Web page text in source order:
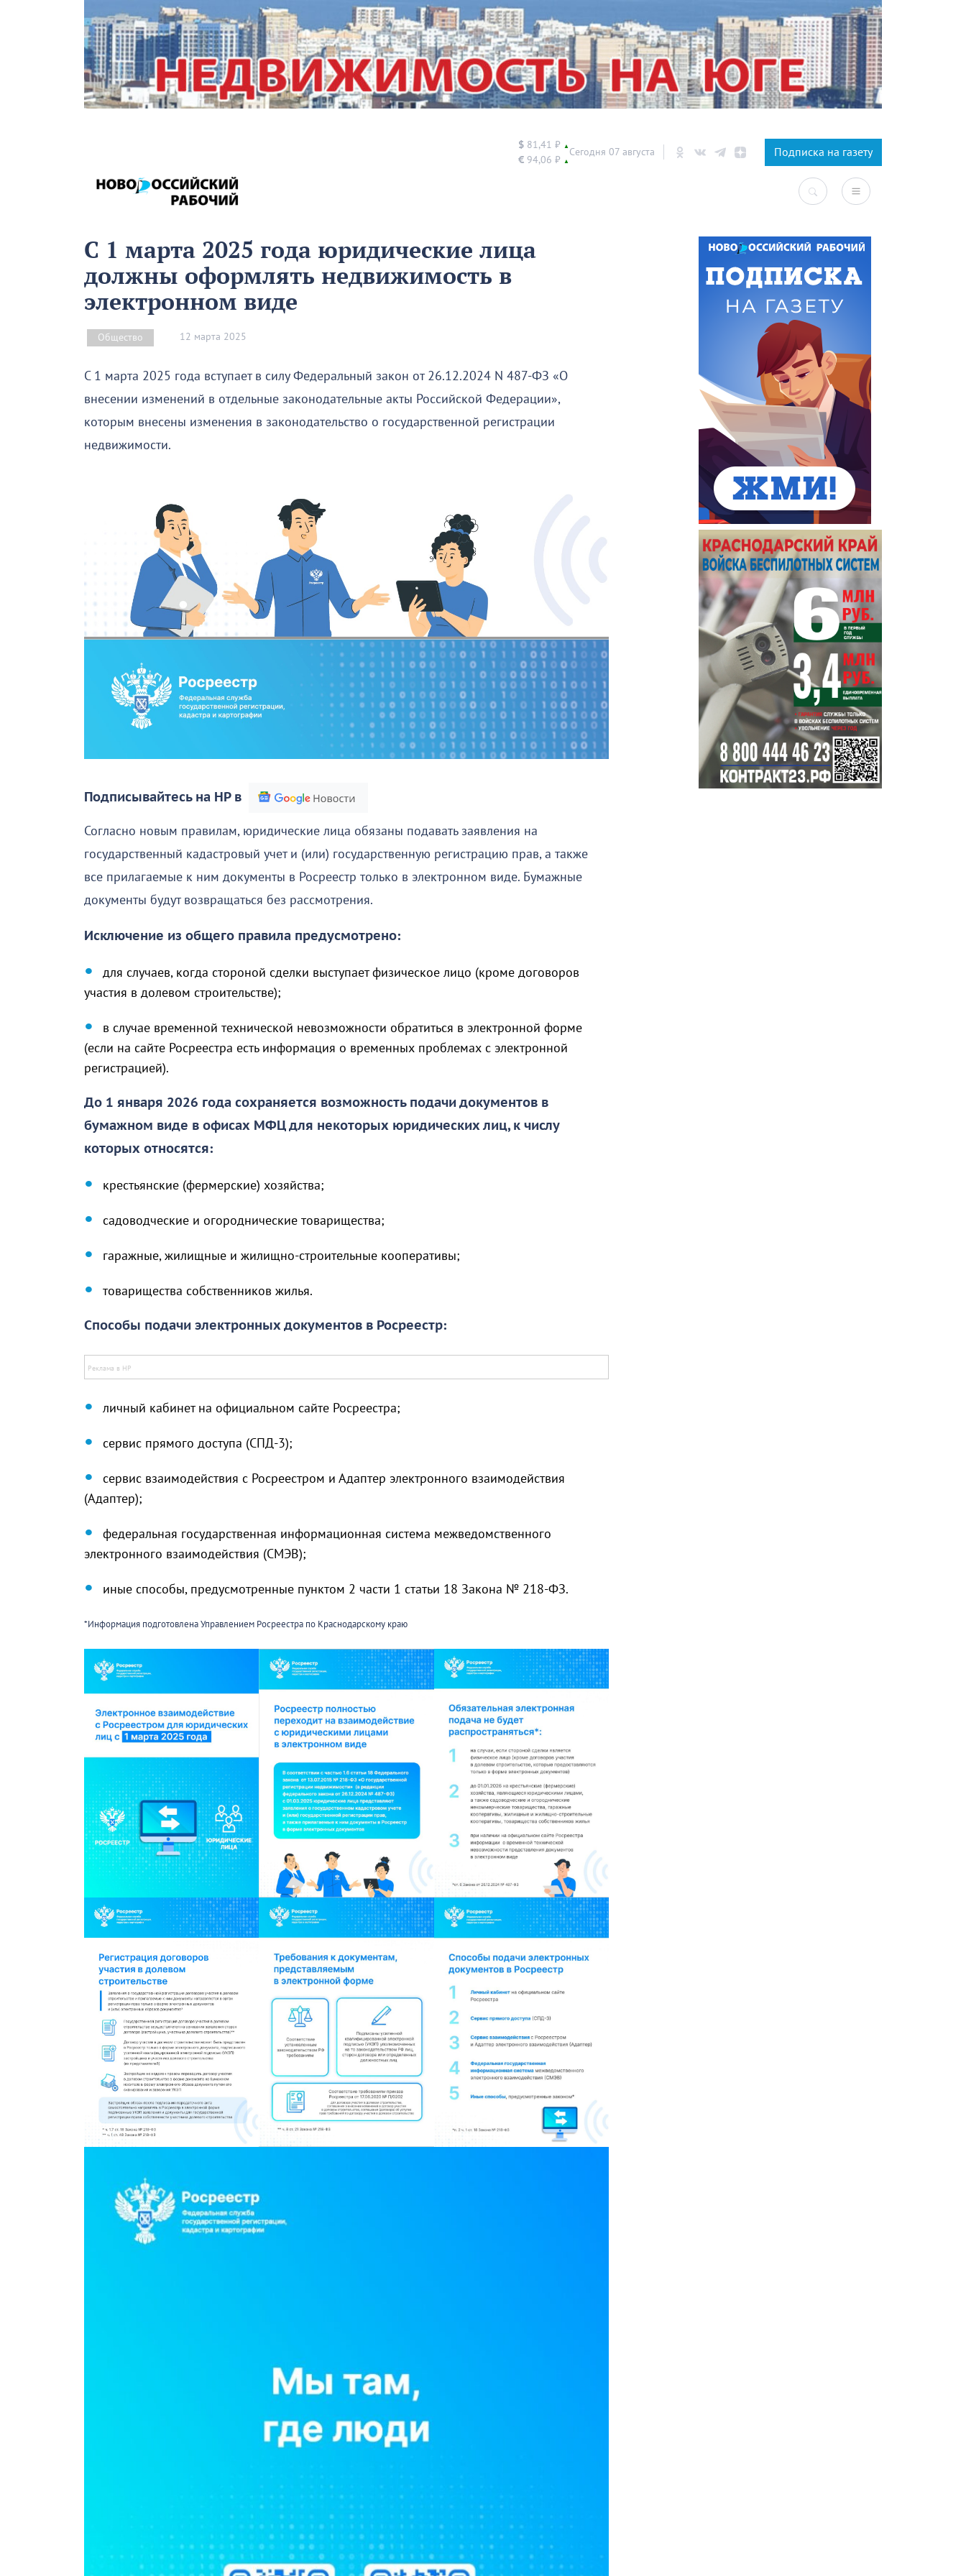
$ 81,41 ₽ ▲
€ 94,06 ₽ ▲
Сегодня 07 августа Подписка на газету
С 1 марта 2025 года юридические лица
должны оформлять недвижимость в
электронном виде
Общество 12 марта 2025
С 1 марта 2025 года вступает в силу Федеральный закон от 26.12.2024 N 487-ФЗ «О
внесении изменений в отдельные законодательные акты Российской Федерации»,
которым внесены изменения в законодательство о государственной регистрации
недвижимости.
Подписывайтесь на НР в
Согласно новым правилам, юридические лица обязаны подавать заявления на
государственный кадастровый учет и (или) государственную регистрацию прав, а также
все прилагаемые к ним документы в Росреестр только в электронном виде. Бумажные
документы будут возвращаться без рассмотрения.
Исключение из общего правила предусмотрено:
для случаев, когда стороной сделки выступает физическое лицо (кроме договоров
участия в долевом строительстве);
в случае временной технической невозможности обратиться в электронной форме
(если на сайте Росреестра есть информация о временных проблемах с электронной
регистрацией).
До 1 января 2026 года сохраняется возможность подачи документов в
бумажном виде в офисах МФЦ для некоторых юридических лиц, к числу
которых относятся:
крестьянские (фермерские) хозяйства;
садоводческие и огороднические товарищества;
гаражные, жилищные и жилищно-строительные кооперативы;
товарищества собственников жилья.
Способы подачи электронных документов в Росреестр:
личный кабинет на официальном сайте Росреестра;
сервис прямого доступа (СПД-3);
сервис взаимодействия с Росреестром и Адаптер электронного взаимодействия
(Адаптер);
федеральная государственная информационная система межведомственного
электронного взаимодействия (СМЭВ);
иные способы, предусмотренные пунктом 2 части 1 статьи 18 Закона № 218-ФЗ.
*Информация подготовлена Управлением Росреестра по Краснодарскому краю